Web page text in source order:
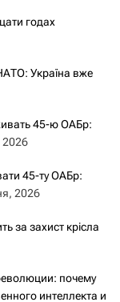
годах
Україна вже
45-ю ОАБр:
2026
45-ту ОАБр:
2026
за захист крісла
почему
интеллекта и